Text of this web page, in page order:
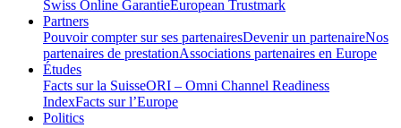
Swiss Online GarantieEuropean Trustmark
Partners
Pouvoir compter sur ses partenairesDevenir un partenaireNos
partenaires de prestationAssociations partenaires en Europe
Études
Facts sur la SuisseORI – Omni Channel Readiness
IndexFacts sur l’Europe
Politics